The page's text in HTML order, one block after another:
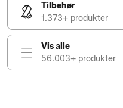
Tilbehør
1.373+ produkter
Vis alle
56.003+ produkter